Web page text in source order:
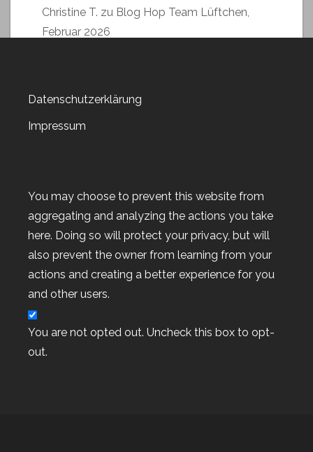
Christine T. zu Blog Hop Team Lüftchen,
Februar 2026
Archiv
Kategorien
Datenschutzerklärung
Impressum
You may choose to prevent this website from
aggregating and analyzing the actions you take
here. Doing so will protect your privacy, but will
also prevent the owner from learning from your
actions and creating a better experience for you
and other users.
You are not opted out. Uncheck this box to opt-
out.